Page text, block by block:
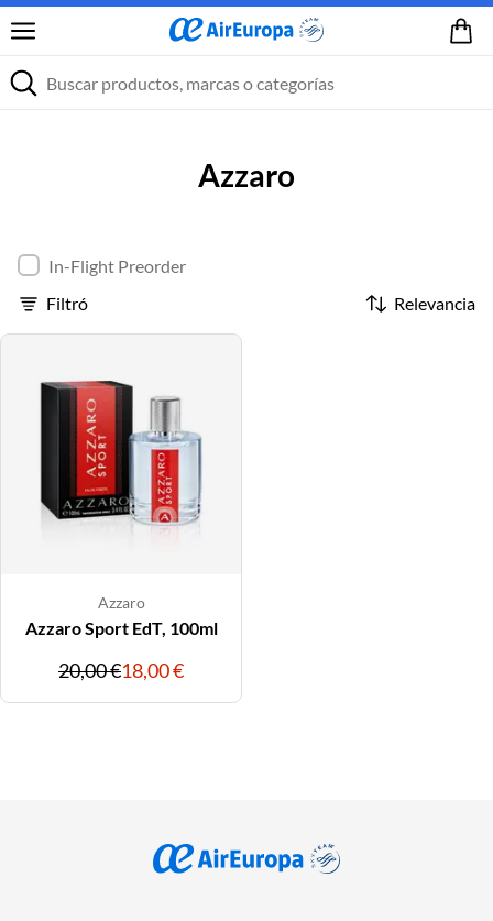
Azzaro
In-Flight Preorder
Relevancia
Filtró
Azzaro
Azzaro Sport EdT, 100ml
20,00 €Precio
original
18,00 €Precio
con